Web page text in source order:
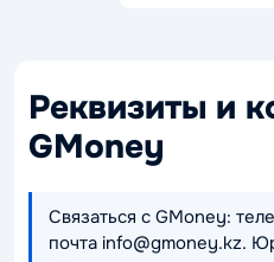
Реквизиты и
GMoney
Связаться с GMoney:
почта info@gmoney.kz.